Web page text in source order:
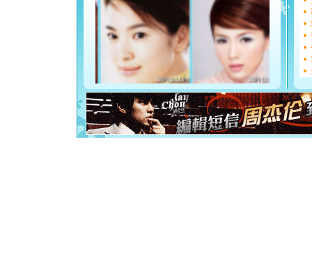
天都要快
[圣诞节]
如意,快
[元旦]
看
断电。
你是我
[元旦] 如
起；二是
离。水晶
[元旦]当
泣，这痛
卖了。水